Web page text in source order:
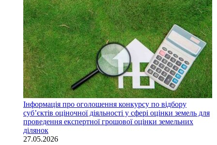
Інформація про оголошення конкурсу по відбору
суб’єктів оціночної діяльності у сфері оцінки земель для
проведення експертної грошової оцінки земельних
ділянок
27.05.2026